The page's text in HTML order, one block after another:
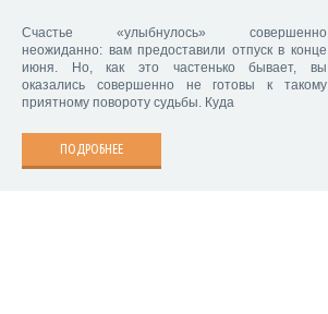
Счастье «улыбнулось» совершенно
неожиданно: вам предоставили отпуск в конце
июня. Но, как это частенько бывает, вы
оказались совершенно не готовы к такому
приятному повороту судьбы. Куда
ПОДРОБНЕЕ